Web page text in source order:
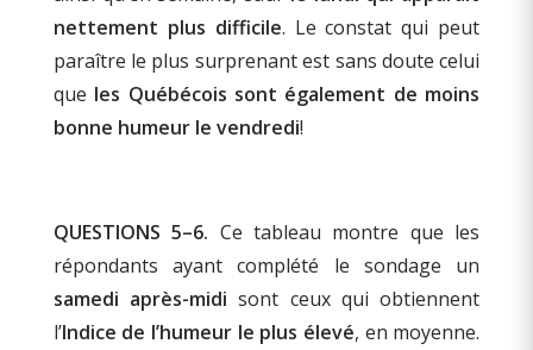
nettement plus difficile. Le constat qui peut
paraître le plus surprenant est sans doute celui
que les Québécois sont également de moins
bonne humeur le vendredi!
QUESTIONS 5–6. Ce tableau montre que les
répondants ayant complété le sondage un
samedi après-midi sont ceux qui obtiennent
l’Indice de l’humeur le plus élevé, en moyenne.